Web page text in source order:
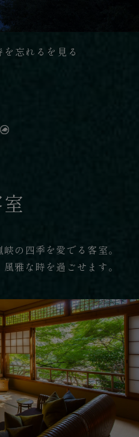
忘れるを見る
の四季を愛でる客室。
雅な時を過ごせます。